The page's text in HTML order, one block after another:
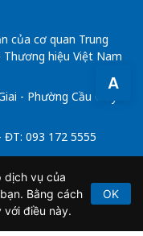
A
của cơ quan Trung
Thương hiệu Việt Nam
- Phường Cầu Giấy -
ĐT: 093 172 5555
GP-BTTTT do Bộ
2020.
dịch vụ của
Bằng cách
điều này.
OK